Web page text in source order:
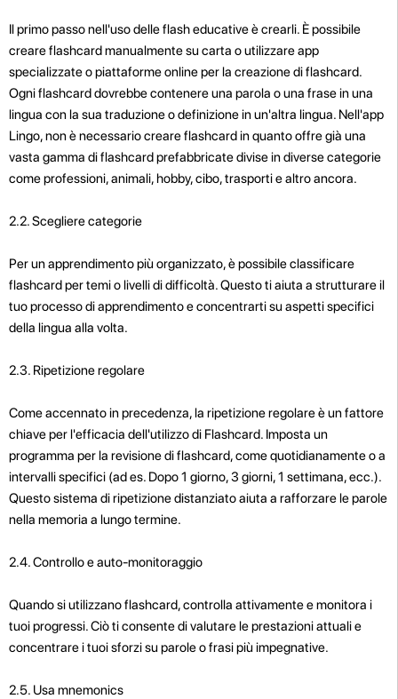
Il primo passo nell'uso delle flash educative è crearli. È possibile
creare flashcard manualmente su carta o utilizzare app
specializzate o piattaforme online per la creazione di flashcard.
Ogni flashcard dovrebbe contenere una parola o una frase in una
lingua con la sua traduzione o definizione in un'altra lingua. Nell'app
Lingo, non è necessario creare flashcard in quanto offre già una
vasta gamma di flashcard prefabbricate divise in diverse categorie
come professioni, animali, hobby, cibo, trasporti e altro ancora.
2.2. Scegliere categorie
Per un apprendimento più organizzato, è possibile classificare
flashcard per temi o livelli di difficoltà. Questo ti aiuta a strutturare il
tuo processo di apprendimento e concentrarti su aspetti specifici
della lingua alla volta.
2.3. Ripetizione regolare
Come accennato in precedenza, la ripetizione regolare è un fattore
chiave per l'efficacia dell'utilizzo di Flashcard. Imposta un
programma per la revisione di flashcard, come quotidianamente o a
intervalli specifici (ad es. Dopo 1 giorno, 3 giorni, 1 settimana, ecc.).
Questo sistema di ripetizione distanziato aiuta a rafforzare le parole
nella memoria a lungo termine.
2.4. Controllo e auto-monitoraggio
Quando si utilizzano flashcard, controlla attivamente e monitora i
tuoi progressi. Ciò ti consente di valutare le prestazioni attuali e
concentrare i tuoi sforzi su parole o frasi più impegnative.
2.5. Usa mnemonics